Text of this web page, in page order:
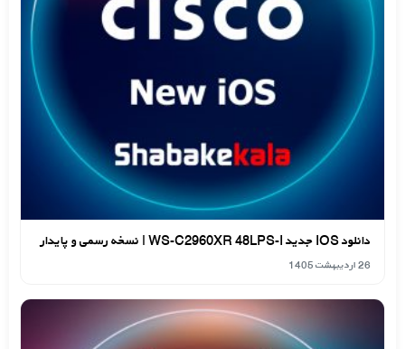
دانلود IOS جدید WS-C2960XR 48LPS-I | نسخه رسمی و پایدار
26 اردیبهشت 1405